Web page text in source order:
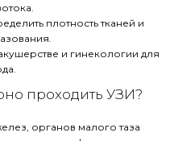
плотность тканей и
и гинекологии для
проходить УЗИ?
органов малого таза